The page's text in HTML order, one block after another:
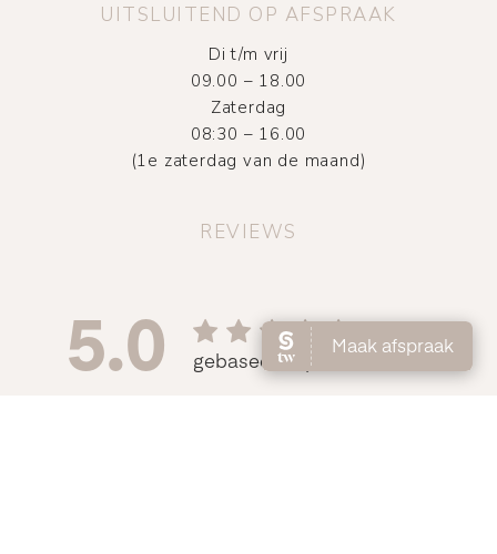
UITSLUITEND OP AFSPRAAK
Di t/m vrij
09.00 – 18.00
Zaterdag
08:30 – 16.00
(1e zaterdag van de maand)
REVIEWS